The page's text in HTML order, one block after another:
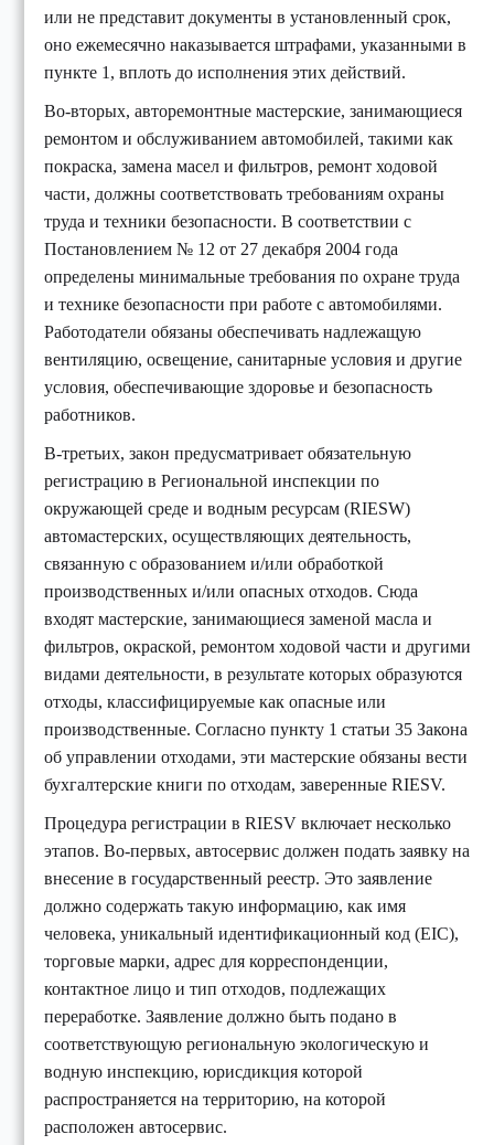
или не представит документы в установленный срок,
оно ежемесячно наказывается штрафами, указанными в
пункте 1, вплоть до исполнения этих действий.
Во-вторых, авторемонтные мастерские, занимающиеся
ремонтом и обслуживанием автомобилей, такими как
покраска, замена масел и фильтров, ремонт ходовой
части, должны соответствовать требованиям охраны
труда и техники безопасности. В соответствии с
Постановлением № 12 от 27 декабря 2004 года
определены минимальные требования по охране труда
и технике безопасности при работе с автомобилями.
Работодатели обязаны обеспечивать надлежащую
вентиляцию, освещение, санитарные условия и другие
условия, обеспечивающие здоровье и безопасность
работников.
В-третьих, закон предусматривает обязательную
регистрацию в Региональной инспекции по
окружающей среде и водным ресурсам (RIESW)
автомастерских, осуществляющих деятельность,
связанную с образованием и/или обработкой
производственных и/или опасных отходов. Сюда
входят мастерские, занимающиеся заменой масла и
фильтров, окраской, ремонтом ходовой части и другими
видами деятельности, в результате которых образуются
отходы, классифицируемые как опасные или
производственные. Согласно пункту 1 статьи 35 Закона
об управлении отходами, эти мастерские обязаны вести
бухгалтерские книги по отходам, заверенные RIESV.
Процедура регистрации в RIESV включает несколько
этапов. Во-первых, автосервис должен подать заявку на
внесение в государственный реестр. Это заявление
должно содержать такую информацию, как имя
человека, уникальный идентификационный код (EIC),
торговые марки, адрес для корреспонденции,
контактное лицо и тип отходов, подлежащих
переработке. Заявление должно быть подано в
соответствующую региональную экологическую и
водную инспекцию, юрисдикция которой
распространяется на территорию, на которой
расположен автосервис.